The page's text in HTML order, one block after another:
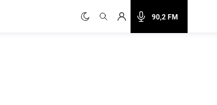
90,2 FM